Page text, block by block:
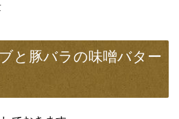
と豚バラの味噌バター